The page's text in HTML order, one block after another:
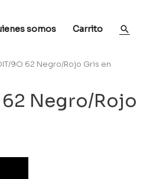
somos Carrito
9O 62 Negro/Rojo Gris en
62 Negro/Rojo